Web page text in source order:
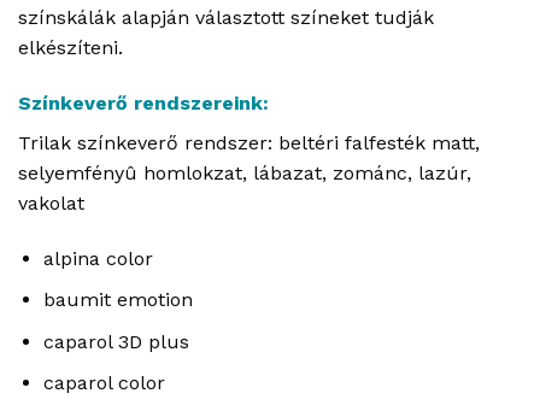
színskálák alapján választott színeket tudják
elkészíteni.
Színkeverő rendszereink:
Trilak színkeverő rendszer: beltéri falfesték matt,
selyemfényû homlokzat, lábazat, zománc, lazúr,
vakolat
alpina color
baumit emotion
caparol 3D plus
caparol color